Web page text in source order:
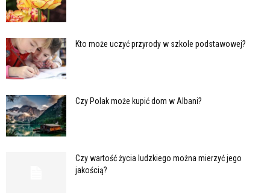
Kto może uczyć przyrody w szkole podstawowej?
Czy Polak może kupić dom w Albani?
Czy wartość życia ludzkiego można mierzyć jego
jakością?